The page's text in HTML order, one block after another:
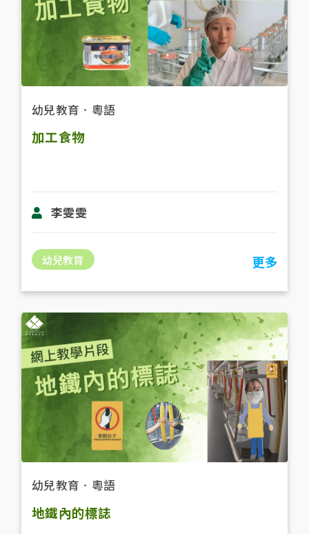
幼兒教育 ． 粵語
加工食物
李雯雯
幼兒教育 更多
幼兒教育 ． 粵語
地鐵內的標誌